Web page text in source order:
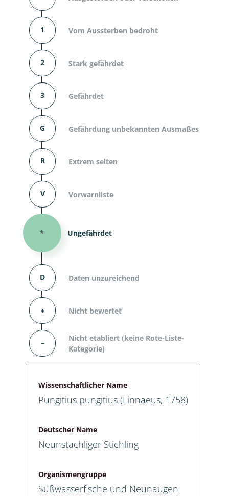
1 Vom Aussterben bedroht
2 Stark gefährdet
3 Gefährdet
G Gefährdung unbekannten Ausmaßes
R Extrem selten
V Vorwarnliste
* Ungefährdet
D Daten unzureichend
⬧ Nicht bewertet
–
Nicht etabliert (keine Rote-Liste-
Kategorie)
Wissenschaftlicher Name
Pungitius pungitius (Linnaeus, 1758)
Deutscher Name
Neunstachliger Stichling
Organismengruppe
Süßwasserfische und Neunaugen